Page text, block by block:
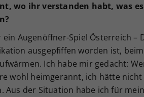
wo ihr verstanden habt, was
Augenöffner-Spiel Österreich –
ausgepfiffen worden ist,
Ich habe mir gedacht:
wohl heimgerannt, ich hätte
Aus der Situation habe ich für